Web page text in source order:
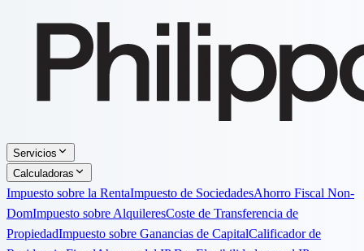
Servicios
Calculadoras
Impuesto sobre la RentaImpuesto de SociedadesAhorro Fiscal Non-
DomImpuesto sobre AlquileresCoste de Transferencia de
PropiedadImpuesto sobre Ganancias de CapitalCalificador de